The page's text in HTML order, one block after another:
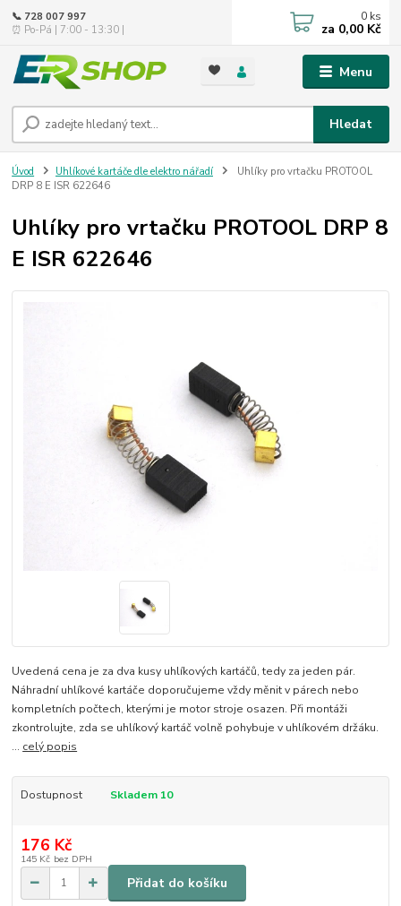
Menu
Hledat
📞 728 007 997
⏰ Po-Pá | 7:00 - 13:30 |
0 ks
za 0,00 Kč
Úvod Uhlíkové kartáče dle elektro nářadí
Uhlíky pro vrtačku PROTOOL
DRP 8 E ISR 622646
Uhlíky pro vrtačku PROTOOL DRP 8
E ISR 622646
Uvedená cena je za dva kusy uhlíkových kartáčů, tedy za jeden pár.
Náhradní uhlíkové kartáče doporučujeme vždy měnit v párech nebo
kompletních počtech, kterými je motor stroje osazen. Při montáži
zkontrolujte, zda se uhlíkový kartáč volně pohybuje v uhlíkovém držáku.
... celý popis
Dostupnost Skladem 10
176 Kč
145 Kč bez DPH
Přidat do košíku